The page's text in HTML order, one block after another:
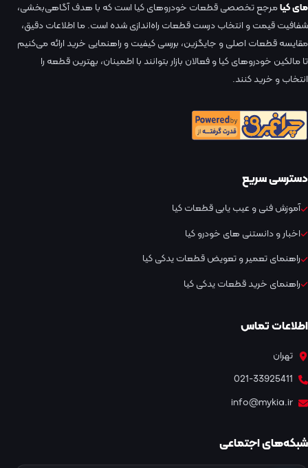
مای کیامرجع تخصصی قطعات خودروهای کیا است که با هدف آگاهی‌بخشی،
شفافیت قیمت و انتخاب درست قطعات راه‌اندازی شده است. ما اطلاعات دقیق،
مقایسه قطعات اصلی و جایگزین، بررسی کیفیت و راهنمایی خرید ارائه می‌کنیم
تا مالکین خودروهای کیا و فعالان بازار بتوانند با اطمینان، بهترین قطعه را
انتخاب و خرید کنند.
دسترسی سریع
آموزش فنی و عیب یابی قطعات کیا
اخبار و دانستنی های خودرو کیا
راهنمای تعمیر و تعویض قطعات یدکی کیا
راهنمای خرید قطعات یدکی کیا
اطلاعات تماس
تهران
021-33925411
info@mykia.ir
شبکه‌های اجتماعی